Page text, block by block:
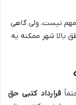
نیست، ولی گاهی
بالا شهر ممکنه یه
قرارداد کتبی حق